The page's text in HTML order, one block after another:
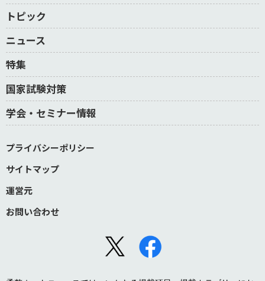
トピック
ニュース
特集
国家試験対策
学会・セミナー情報
プライバシーポリシー
サイトマップ
運営元
お問い合わせ